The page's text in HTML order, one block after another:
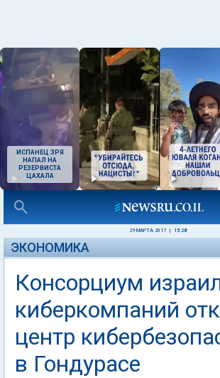
ИСПАНЕЦ ЗРЯ
НАПАЛ НА
РЕЗЕРВИСТА
ЦАХАЛА
29 МАРТА 2017 15:28
ЭКОНОМИКА
Консорциум
киберкомпаний
центр
в Гондурасе